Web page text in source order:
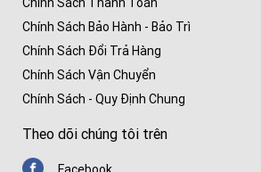
Chính Sách Bảo Hành - Bảo Trì
Chính Sách Đổi Trả Hàng
Chính Sách Vận Chuyển
Chính Sách - Quy Định Chung
Theo dõi chúng tôi trên